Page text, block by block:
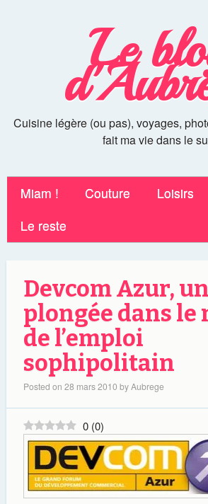
Le
Cuisine légère (ou pas), voyages,
fait ma vie dans le
Miam ! Couture Loisirs
Le reste
Devcom Azur,
plongée dans le
de l’emploi
sophipolitain
Posted on 28 mars 2010 byAubrege
0 (0)